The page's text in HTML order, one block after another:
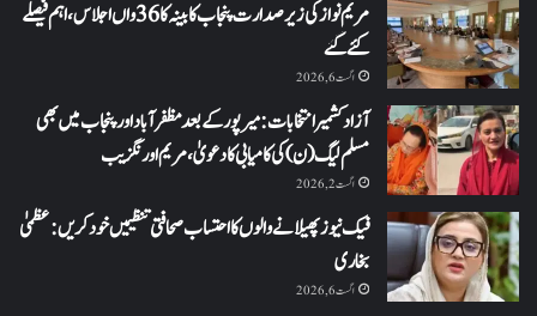
مریم نواز کی زیر صدارت پنجاب کابینہ کا 36واں اجلاس،اہم فیصلے
کئے گئے
اگست 6, 2026
آزاد کشمیر انتخابات: میرپور کے بعد مظفرآباد اور پنجاب میں بھی
مسلم لیگ (ن) کی کامیابی کا دعویٰ، مریم اورنگزیب
اگست 2, 2026
فیک نیوز پھیلانے والوں کا احتساب صحافتی تنظیمیں خود کریں: عظمیٰ
بخاری
اگست 6, 2026